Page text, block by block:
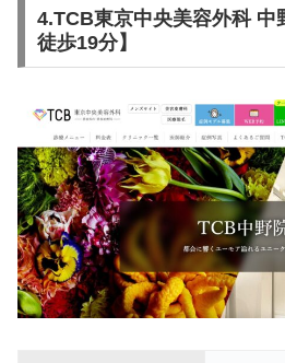
4.TCB東京中央美容外科 中
徒歩19分】